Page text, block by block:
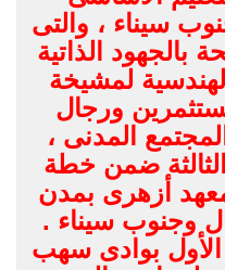
سيناء ، والتى
بالجهود الذاتية
لمشيخة
ورجال
المدنى ،
ضمن خطة
ومعهد أزهرى بمدن
وجنوب سيناء .
الأول بوادى سهب